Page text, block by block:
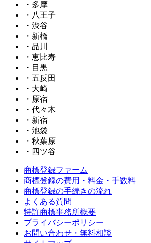
・多摩
・八王子
・渋谷
・新橋
・品川
・恵比寿
・目黒
・五反田
・大崎
・原宿
・代々木
・新宿
・池袋
・秋葉原
・四ツ谷
商標登録ファーム
商標登録の費用・料金・手数料
商標登録の手続きの流れ
よくある質問
特許商標事務所概要
プライバシーポリシー
お問い合わせ・無料相談